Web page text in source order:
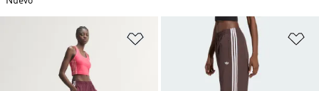
Añadir a la lista de deseos